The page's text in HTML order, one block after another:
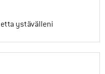
ystävälleni